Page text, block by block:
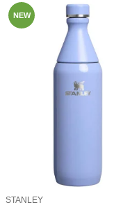
NEW
STANLEY